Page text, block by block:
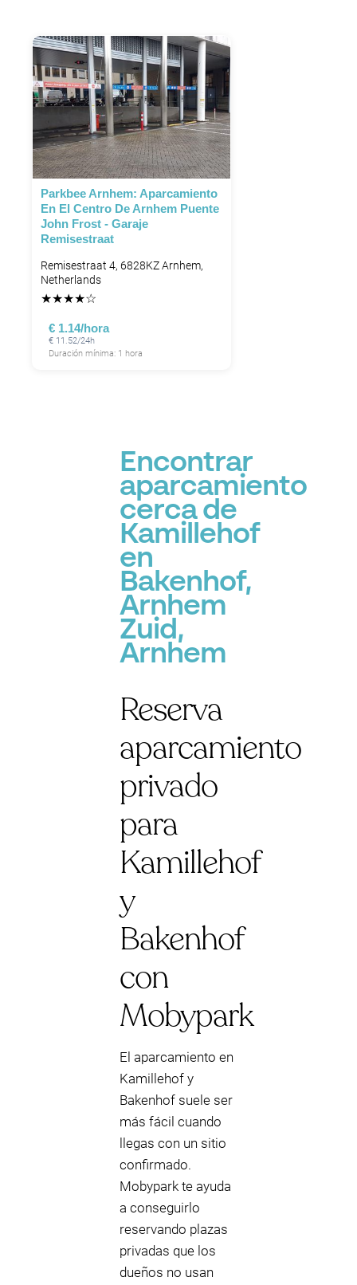
Parkbee Arnhem: Aparcamiento
En El Centro De Arnhem Puente
John Frost - Garaje
Remisestraat
Remisestraat 4, 6828KZ Arnhem,
Netherlands
★★★★☆
€ 1.14/hora
€ 11.52/24h
Duración mínima: 1 hora
Encontrar
aparcamiento
cerca de
Kamillehof
en
Bakenhof,
Arnhem
Zuid,
Arnhem
Reserva
aparcamiento
privado
para
Kamillehof
y
Bakenhof
con
Mobypark
El aparcamiento en
Kamillehof y
Bakenhof suele ser
más fácil cuando
llegas con un sitio
confirmado.
Mobypark te ayuda
a conseguirlo
reservando plazas
privadas que los
dueños no usan